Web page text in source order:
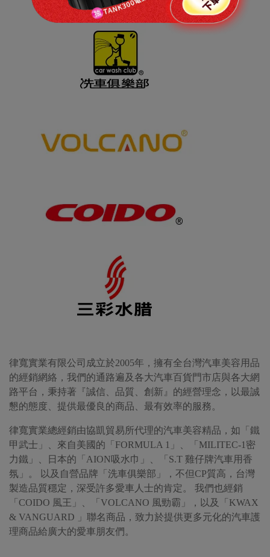
律寬實業有限公司成立於2005年，擁有全台灣汽車美容用品
的經銷網絡，我們的通路遍及各大汽車百貨門市店與各大網
路平台，秉持著『誠信、品質、創新』的經營理念，以最誠
懇的態度、提供最優良的商品、最有效率的服務。
律寬實業總經銷由協凱貿易所代理的汽車美容精品，如「鐵
甲武士」、來自美國的「FORMULA 1」、「MILITEC-1密
力鐵」、日本的「AION吸水巾」、「S.T 雞仔牌汽車用香
氛」。 以及自營品牌「洗車俱樂部」，不但CP質高，台灣
製造品質穩定，深受許多愛車人士的肯定。 我們也經銷
「COIDO 風王」、「VOLCANO 風勁霸」，以及「KWAX
& VANGUARD 」聯名商品，致力於提供更多元化的汽車護
理商品給廣大的愛車朋友們。